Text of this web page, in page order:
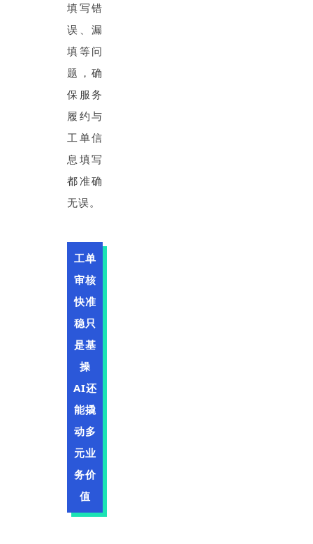
填写错
误、漏
填等问
题，确
保服务
履约与
工单信
息填写
都准确
无误。
工单
审核
快准
稳只
是基
操
AI还
能撬
动多
元业
务价
值